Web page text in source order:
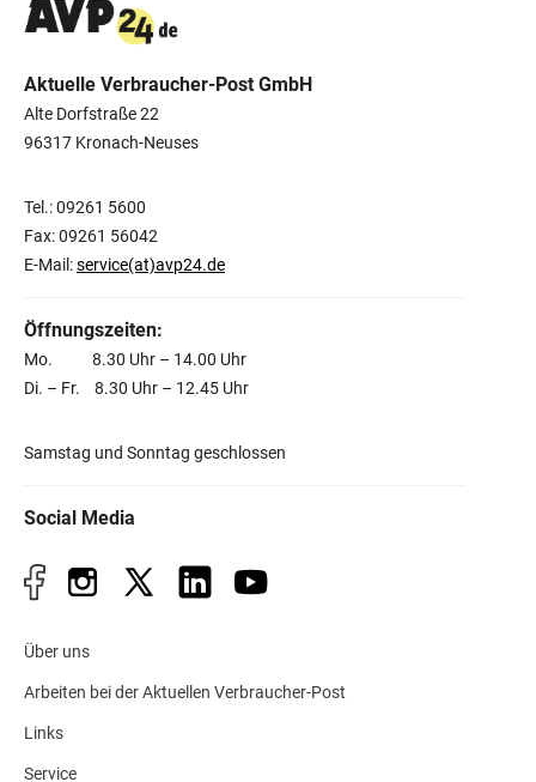
Aktuelle Verbraucher-Post GmbH
Alte Dorfstraße 22
96317 Kronach-Neuses
Tel.: 09261 5600
Fax: 09261 56042
E-Mail:service(at)avp24.de
Öffnungszeiten:
Mo. 8.30 Uhr – 14.00 Uhr
Di. – Fr. 8.30 Uhr – 12.45 Uhr
Samstag und Sonntag geschlossen
Social Media
Über uns
Arbeiten bei der Aktuellen Verbraucher-Post
Links
Service